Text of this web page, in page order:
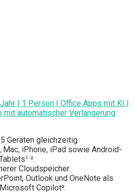
| 1 Person | Office Apps mit KI |
mit automatischer Verlängerung
Geräten gleichzeitig.
Mac, iPhone, iPad sowie Android-
².
Cloudspeicher.
Outlook und OneNote als
Copilot².